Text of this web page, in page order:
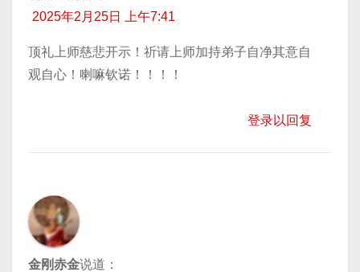
2025年2月25日 上午7:41
顶礼上师慈悲开示！祈请上师加持弟子自净其意自
观自心！喇嘛钦诺！！！！
登录以回复
金刚赤金说道：